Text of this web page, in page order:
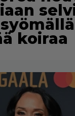
koiraa